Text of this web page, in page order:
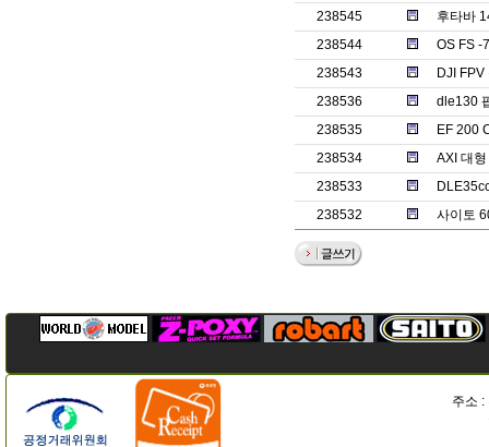
238545
후타바
238544
OS FS -
238543
DJI
238536
dle130
238535
EF 200
238534
AXI 대
238533
238532
사이토
주소